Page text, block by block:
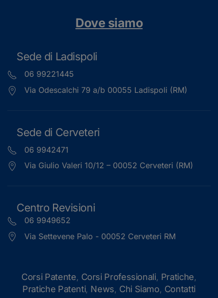
Dove siamo
Sede di Ladispoli
06 99221445
Via Odescalchi 79 a/b 00055 Ladispoli (RM)
Sede di Cerveteri
06 9942471
Via Giulio Valeri 10/12 – 00052 Cerveteri (RM)
Centro Revisioni
06 9949652
Via Settevene Palo - 00052 Cerveteri RM
Corsi Patente, Corsi Professionali, Pratiche,
Pratiche Patenti, News, Chi Siamo, Contatti